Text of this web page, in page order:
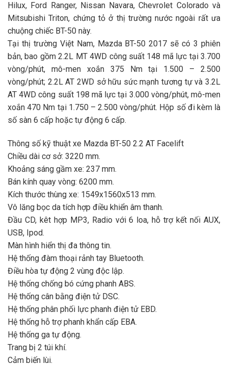
Hilux, Ford Ranger, Nissan Navara, Chevrolet Colorado và
Mitsubishi Triton, chứng tỏ ở thị trường nước ngoài rất ưa
chuộng chiếc BT-50 này.
Tại thị trường Việt Nam, Mazda BT-50 2017 sẽ có 3 phiên
bản, bao gồm 2.2L MT 4WD công suất 148 mã lực tại 3.700
vòng/phút, mô-men xoắn 375 Nm tại 1.500 – 2.500
vòng/phút; 2.2L AT 2WD sở hữu sức mạnh tương tự và 3.2L
AT 4WD công suất 198 mã lực tại 3.000 vòng/phút, mô-men
xoắn 470 Nm tại 1.750 – 2.500 vòng/phút. Hộp số đi kèm là
số sàn 6 cấp hoặc tự động 6 cấp.
Thông số kỹ thuật xe Mazda BT-50 2.2 AT Facelift
Chiều dài cơ sở: 3220 mm.
Khoảng sáng gầm xe: 237 mm.
Bán kính quay vòng: 6200 mm.
Kích thước thùng xe: 1549x1560x513 mm.
Vô lăng bọc da tích hợp điều khiển âm thanh.
Đầu CD, kêt hợp MP3, Radio với 6 loa, hỗ trợ kết nối AUX,
USB, Ipod.
Màn hình hiển thị đa thông tin.
Hệ thống đàm thoại rảnh tay Bluetooth.
Điều hòa tự động 2 vùng độc lập.
Hệ thống chống bó cứng phanh ABS.
Hệ thống cân bằng điện tử DSC.
Hệ thống phân phối lực phanh điện tử EBD.
Hệ thống hỗ trợ phanh khẩn cấp EBA.
Hệ thống ga tự động.
Trang bị 2 túi khí.
Cảm biến lùi.